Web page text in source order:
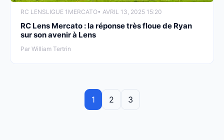
RC LENSLIGUE 1 MERCATO• AVRIL 13, 2025 15:20
RC Lens Mercato : la réponse très floue de Ryan
sur son avenir à Lens
Par William Tertrin
1 2 3